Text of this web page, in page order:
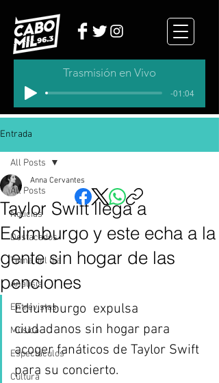
Trasmisión en Vivo
-01:04
Entrada
All Posts
Noticias
Destacados
Tema del dia
Analisis
Entrevistas
Música
Espectáculos
Cultura
All Posts
Taylor Swift llega a
Edimburgo y este echa a la
gente sin hogar de las
penciones
Anna Cervantes
Ediumburgo  expulsa
ciudadanos sin hogar para
acoger fanáticos de Taylor Swift
para su concierto.